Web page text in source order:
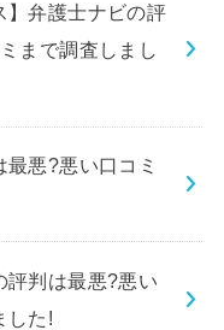
】弁護士ナビの評
まで調査しまし
最悪?悪い口コミ
評判は最悪?悪い
した!